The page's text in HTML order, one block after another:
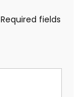
Required fields